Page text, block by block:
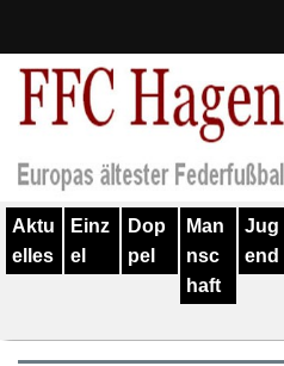
Termine
Verein
Geschichte
Training
Aktu
elles
Einz
el
Dop
pel
Man
nsc
haft
Jug
end